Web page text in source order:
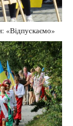
«Відпускаємо»